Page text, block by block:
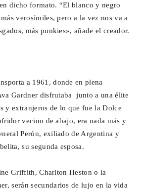
dicho formato. “El blanco y negro
verosímiles, pero a la vez nos va a
más punkies», añade el creador.
a 1961, donde en plena
Gardner disfrutaba junto a una élite
y extranjeros de lo que fue la Dolce
vecino de abajo, era nada más y
Perón, exiliado de Argentina y
su segunda esposa.
Griffith, Charlton Heston o la
serán secundarios de lujo en la vida